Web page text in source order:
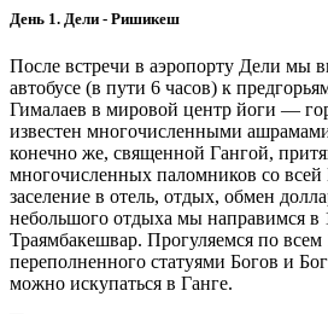
День 1. Дели - Ришикеш
После встречи в аэропорту Дели мы
автобусе (в пути 6 часов) к
Гималаев в мировой центр йоги —
известен многочисленными
конечно же, священной Гангой,
многочисленных паломников со
заселение в отель, отдых, обмен
небольшого отдыха мы направимся в
Траямбакешвар. Прогуляемся по
переполненного статуями Богов и
можно искупаться в Ганге.